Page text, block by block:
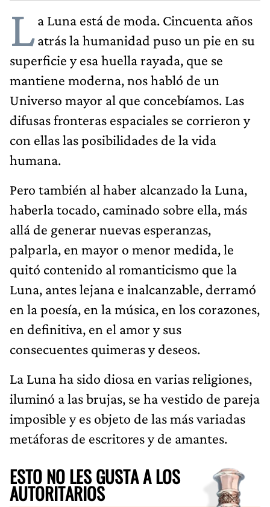
La Luna está de moda. Cincuenta años
atrás la humanidad puso un pie en su
superficie y esa huella rayada, que se
mantiene moderna, nos habló de un
Universo mayor al que concebíamos. Las
difusas fronteras espaciales se corrieron y
con ellas las posibilidades de la vida
humana.
Pero también al haber alcanzado la Luna,
haberla tocado, caminado sobre ella, más
allá de generar nuevas esperanzas,
palparla, en mayor o menor medida, le
quitó contenido al romanticismo que la
Luna, antes lejana e inalcanzable, derramó
en la poesía, en la música, en los corazones,
en definitiva, en el amor y sus
consecuentes quimeras y deseos.
La Luna ha sido diosa en varias religiones,
iluminó a las brujas, se ha vestido de pareja
imposible y es objeto de las más variadas
metáforas de escritores y de amantes.
ESTO NO LES GUSTA A LOS
AUTORITARIOS